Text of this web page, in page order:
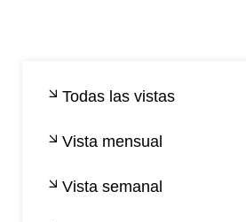
Todas las vistas
Vista mensual
Vista semanal